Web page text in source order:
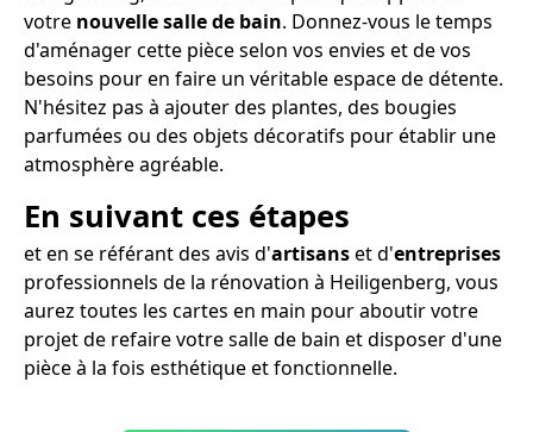
votre nouvelle salle de bain. Donnez-vous le temps
d'aménager cette pièce selon vos envies et de vos
besoins pour en faire un véritable espace de détente.
N'hésitez pas à ajouter des plantes, des bougies
parfumées ou des objets décoratifs pour établir une
atmosphère agréable.
En suivant ces étapes
et en se référant des avis d'artisanset d'entreprises
professionnels de la rénovation à Heiligenberg, vous
aurez toutes les cartes en main pour aboutir votre
projet de refaire votre salle de bain et disposer d'une
pièce à la fois esthétique et fonctionnelle.